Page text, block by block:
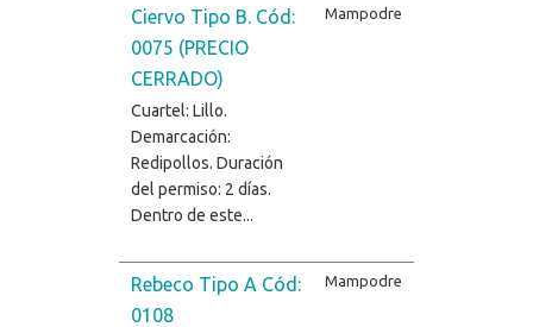
Ciervo Tipo B. Cód:
0075 (PRECIO
CERRADO)
Cuartel: Lillo.
Demarcación:
Redipollos. Duración
del permiso: 2 días.
Dentro de este...
Mampodre
Rebeco Tipo A Cód:
0108
Mampodre